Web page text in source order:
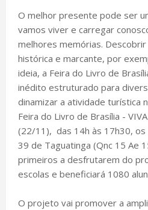
O melhor presente pode ser
vamos viver e carregar
melhores memórias.
histórica e marcante, por
ideia, a Feira do Livro de
inédito estruturado para
dinamizar a atividade turística
Feira do Livro de Brasília -
(22/11), das 14h às 17h30, os
39 de Taguatinga (Qnc 15 Ae
primeiros a desfrutarem do
escolas e beneficiará 1080
O projeto vai promover a